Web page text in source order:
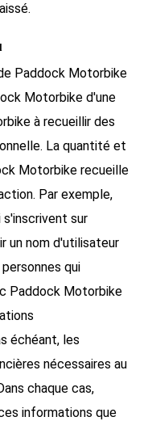
Paddock Motorbike
Motorbike d'une
à recueillir des
La quantité et
Motorbike recueille
Par exemple,
s'inscrivent sur
un nom d'utilisateur
qui
Paddock Motorbike
échéant, les
nécessaires au
chaque cas,
informations que